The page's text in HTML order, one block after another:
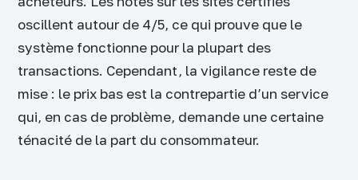
oscillent autour de 4/5, ce qui prouve que le
système fonctionne pour la plupart des
transactions. Cependant, la vigilance reste de
mise : le prix bas est la contrepartie d’un service
qui, en cas de problème, demande une certaine
ténacité de la part du consommateur.